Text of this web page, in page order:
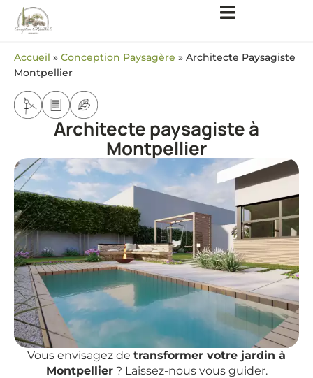
Accueil » Conception Paysagère » Architecte Paysagiste
Montpellier
Architecte paysagiste à
Montpellier
Vous envisagez de transformer votre jardin à
Montpellier? Laissez-nous vous guider.